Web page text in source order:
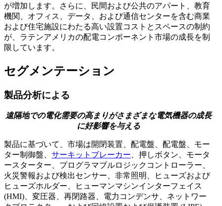
が増加します。さらに、民間および公共のアパート、教育
機関、オフィス、データ、および通信センターを含む商業
および住宅施設にわたる高い設置コストとスペースの制約
が、ラテンアメリカの配電コンポーネント市場の成長を制
限しています。
セグメンテーション
製品分析による
遠隔地での電化需要の高まりがさまざまな電気機器の成長
に好影響を与える
製品に基づいて、市場は開閉装置、配電盤、 配電盤、モー
ター制御盤、 サーキットブレーカー 、押しボタン、モータ
ースターター、プログラマブルロジックコントローラー、
火災警報および検出センサー、非常照明、ヒューズおよび
ヒューズホルダー、ヒューマンマシンインターフェイス
(HMI)、変圧器、再閉路器、電力コンデンサ、ネットワー